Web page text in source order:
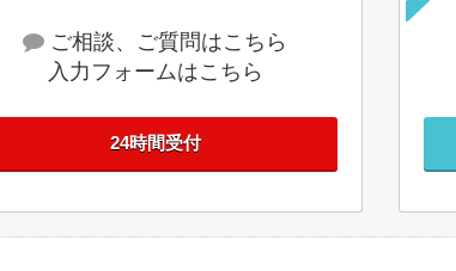
ご相談、ご質問はこちら
入力フォームはこちら
24時間受付